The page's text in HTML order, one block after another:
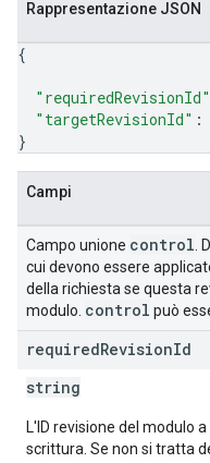
Rappresentazione JSON
{
"requiredRevisionId"
"targetRevisionId" :
}
Campi
Campo unione control
cui devono essere
della richiesta se questa
modulo. control può
requiredRevisionId
string
L'ID revisione del modulo
scrittura. Se non si tratta